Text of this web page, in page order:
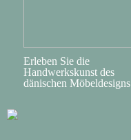
Erleben Sie die
Handwerkskunst des
dänischen Möbeldesigns